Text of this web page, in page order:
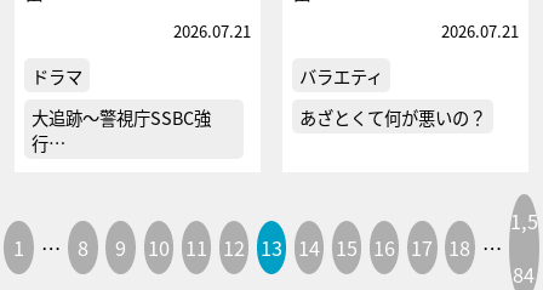
2026.07.21
ドラマ
大追跡～警視庁SSBC強
行…
2026.07.21
バラエティ
あざとくて何が悪いの？
1 … 8 9 10 11 12 13 14 15 16 17 18 …
1,5
84